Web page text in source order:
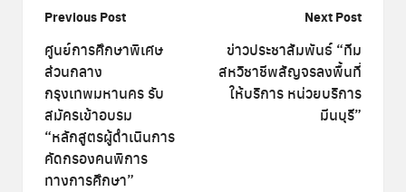
Post
navigation
Previous Post
ศูนย์การศึกษาพิเศษ
ส่วนกลาง
กรุงเทพมหานคร รับ
สมัครเข้าอบรม
“หลักสูตรผู้ดำเนินการ
คัดกรองคนพิการ
ทางการศึกษา”
Next Post
ข่าวประชาสัมพันธ์ “ทีม
สหวิชาชีพสัญจรลงพื้นที่
ให้บริการ หน่วยบริการ
มีนบุรี”